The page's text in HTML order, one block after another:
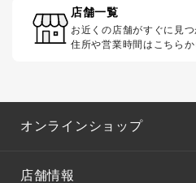
店舗一覧
お近くの店舗がすぐに見つ
住所や営業時間はこちらか
オンラインショップ
店舗情報